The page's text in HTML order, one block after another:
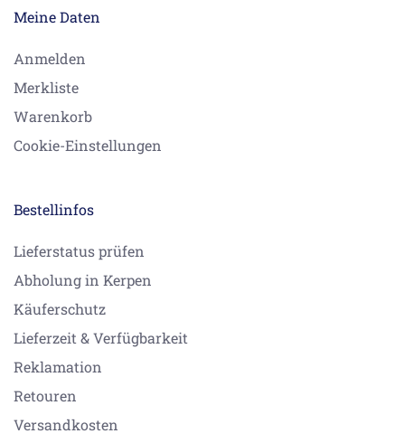
Meine Daten
Anmelden
Merkliste
Warenkorb
Cookie-Einstellungen
Bestellinfos
Lieferstatus prüfen
Abholung in Kerpen
Käuferschutz
Lieferzeit & Verfügbarkeit
Reklamation
Retouren
Versandkosten